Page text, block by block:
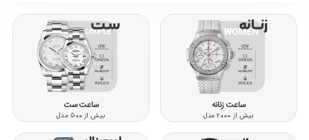
ساعت زنانه
بیش از 2000 مدل
ساعت ست
بیش از 500 مدل